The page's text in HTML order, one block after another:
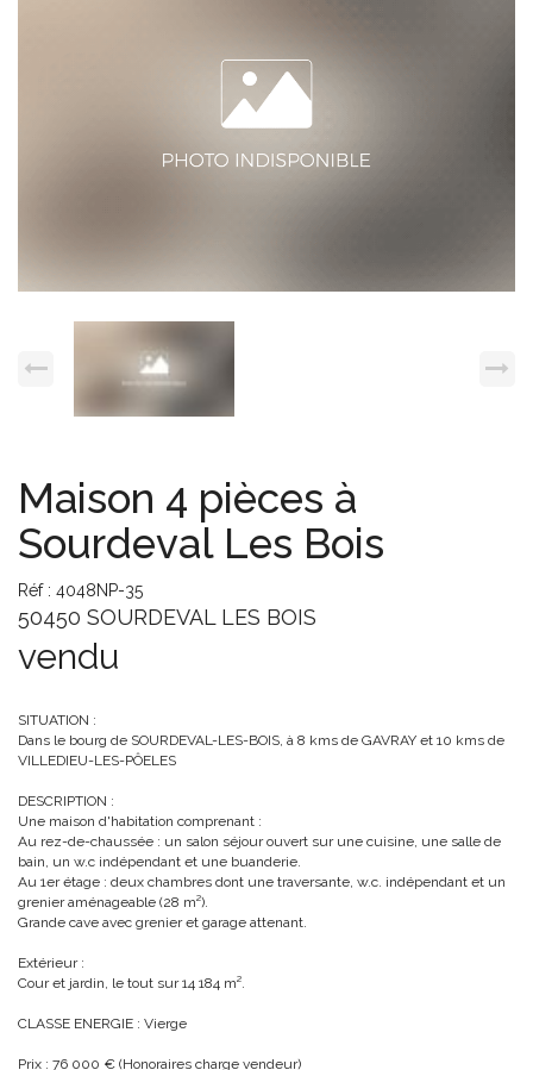
Maison 4 pièces à
Sourdeval Les Bois
Réf : 4048NP-35
50450 SOURDEVAL LES BOIS
vendu
SITUATION :
Dans le bourg de SOURDEVAL-LES-BOIS, à 8 kms de GAVRAY et 10 kms de
VILLEDIEU-LES-PÔELES
DESCRIPTION :
Une maison d'habitation comprenant :
Au rez-de-chaussée : un salon séjour ouvert sur une cuisine, une salle de
bain, un w.c indépendant et une buanderie.
Au 1er étage : deux chambres dont une traversante, w.c. indépendant et un
grenier aménageable (28 m²).
Grande cave avec grenier et garage attenant.
Extérieur :
Cour et jardin, le tout sur 14 184 m².
CLASSE ENERGIE : Vierge
Prix : 76 000 € (Honoraires charge vendeur)